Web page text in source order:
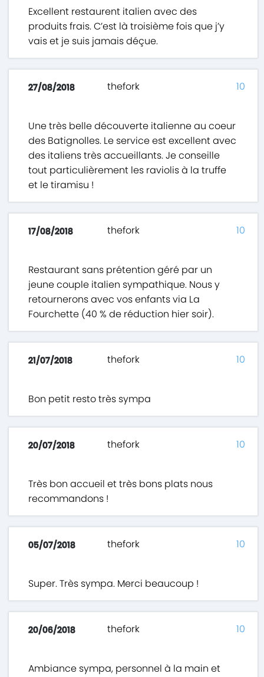
Excellent restaurent italien avec des
produits frais. C’est là troisième fois que j’y
vais et je suis jamais déçue.
27/08/2018 thefork
Une très belle découverte italienne au coeur
des Batignolles. Le service est excellent avec
des italiens très accueillants. Je conseille
tout particulièrement les raviolis à la truffe
et le tiramisu !
10
17/08/2018 thefork
Restaurant sans prétention géré par un
jeune couple italien sympathique. Nous y
retournerons avec vos enfants via La
Fourchette (40 % de réduction hier soir).
10
21/07/2018 thefork
Bon petit resto très sympa
10
20/07/2018 thefork
Très bon accueil et très bons plats nous
recommandons !
10
05/07/2018 thefork
Super. Très sympa. Merci beaucoup !
10
20/06/2018 thefork
Ambiance sympa, personnel à la main et
10